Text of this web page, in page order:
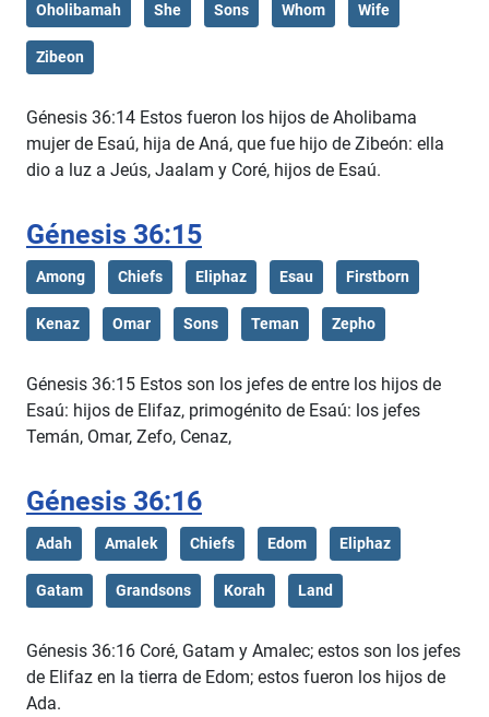
Oholibamah She Sons Whom Wife
Zibeon
Génesis 36:14 Estos fueron los hijos de Aholibama
mujer de Esaú, hija de Aná, que fue hijo de Zibeón: ella
dio a luz a Jeús, Jaalam y Coré, hijos de Esaú.
Génesis 36:15
Among Chiefs Eliphaz Esau Firstborn
Kenaz Omar Sons Teman Zepho
Génesis 36:15 Estos son los jefes de entre los hijos de
Esaú: hijos de Elifaz, primogénito de Esaú: los jefes
Temán, Omar, Zefo, Cenaz,
Génesis 36:16
Adah Amalek Chiefs Edom Eliphaz
Gatam Grandsons Korah Land
Génesis 36:16 Coré, Gatam y Amalec; estos son los jefes
de Elifaz en la tierra de Edom; estos fueron los hijos de
Ada.